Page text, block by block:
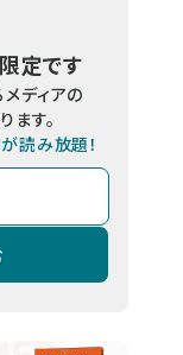
定です
ディアの
す。
読み放題！